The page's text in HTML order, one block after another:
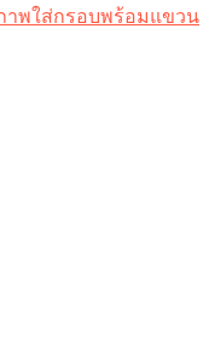
พใส่กรอบพร้อมแขวน​